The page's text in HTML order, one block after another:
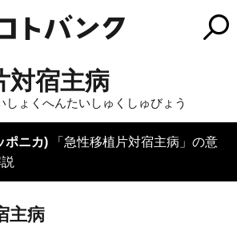
対宿主病
しょくへんたいしゅくしゅびょう
ポニカ) 「急性移植片対宿主病」の意
主病